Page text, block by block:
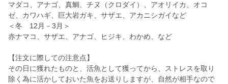
マダコ、アナゴ、真鯛、チヌ（クロダイ）、アオリイカ、オコ
ゼ、カワハギ、巨大岩ガキ、サザエ、アカニシガイなど
＜冬 12月－3月＞
赤ナマコ、サザエ、アナゴ、ヒジキ、わかめ、など
【注文に際しての注意点】
その日に獲れたものと、活魚として獲ってから、ストレスを取り
除く為に活かしておいた魚をお送りしますが、自然が相手なので